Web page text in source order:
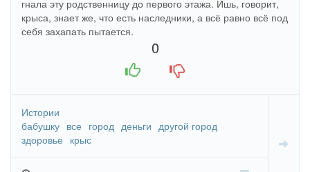
гнала эту родственницу до первого этажа. Ишь, говорит,
крыса, знает же, что есть наследники, а всё равно всё под
себя захапать пытается.
0
Истории
бабушку все город деньги другой город
здоровье крыс